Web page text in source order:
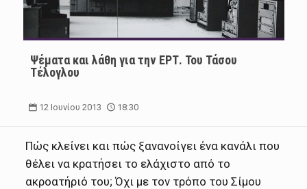
Ψέματα και λάθη για την ΕΡΤ. Του Τάσου
Τέλογλου
12 Ιουνίου 2013 18:30
Πώς κλείνει και πώς ξανανοίγει ένα κανάλι που
θέλει να κρατήσει το ελάχιστο από το
ακροατήριό του; Όχι με τον τρόπο του Σίμου